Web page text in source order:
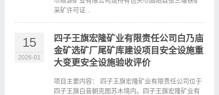
采矿许可证...
15
2026-01
四子王旗宏隆矿业有限责任公司白乃庙
金矿选矿厂尾矿库建设项目安全设施重
大变更安全设施验收评价
项目主要内容： 四子王旗宏隆矿业有限责任公司位于
四子王旗白音朝克图苏木境内。四子王旗宏隆矿业有